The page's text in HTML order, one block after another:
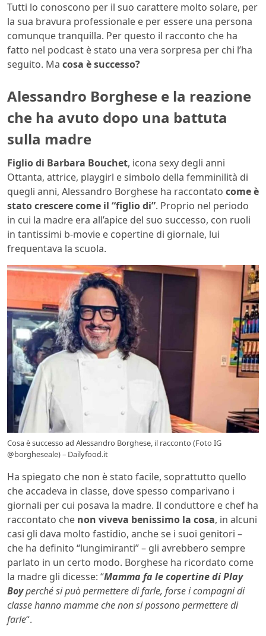
Tutti lo conoscono per il suo carattere molto solare, per
la sua bravura professionale e per essere una persona
comunque tranquilla. Per questo il racconto che ha
fatto nel podcast è stato una vera sorpresa per chi l’ha
seguito. Ma cosa è successo?
Alessandro Borghese e la reazione
che ha avuto dopo una battuta
sulla madre
Figlio di Barbara Bouchet, icona sexy degli anni
Ottanta, attrice, playgirl e simbolo della femminilità di
quegli anni, Alessandro Borghese ha raccontato come è
stato crescere come il “figlio di”. Proprio nel periodo
in cui la madre era all’apice del suo successo, con ruoli
in tantissimi b-movie e copertine di giornale, lui
frequentava la scuola.
Cosa è successo ad Alessandro Borghese, il racconto (Foto IG
@borgheseale) – Dailyfood.it
Ha spiegato che non è stato facile, soprattutto quello
che accadeva in classe, dove spesso comparivano i
giornali per cui posava la madre. Il conduttore e chef ha
raccontato che non viveva benissimo la cosa, in alcuni
casi gli dava molto fastidio, anche se i suoi genitori –
che ha definito “lungimiranti” – gli avrebbero sempre
parlato in un certo modo. Borghese ha ricordato come
la madre gli dicesse: “Mamma fa le copertine di Play
Boyperché si può permettere di farle, forse i compagni di
classe hanno mamme che non si possono permettere di
farle“.